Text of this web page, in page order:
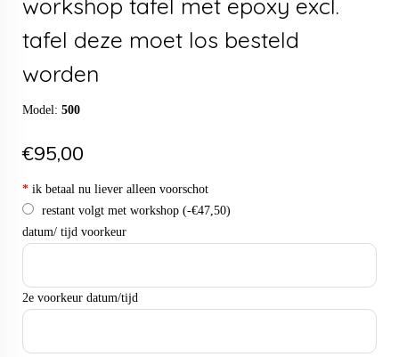
tafel deze moet los besteld
worden
Model: 500
€95,00
* ik betaal nu liever alleen voorschot
restant volgt met workshop (-€47,50)
datum/ tijd voorkeur
2e voorkeur datum/tijd